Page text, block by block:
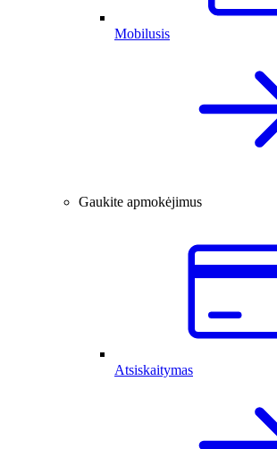
Mobilusis
Gaukite apmokėjimus
Atsiskaitymas